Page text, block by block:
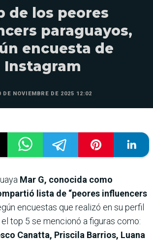
de los peores
paraguayos,
encuesta de
Instagram
DE NOVIEMBRE DE 2025 12:02
Mar G, conocida como
lista de “peores influencers
encuestas que realizó en su perfil
top 5 se mencionó a figuras como:
Canatta, Priscila Barrios, Luana